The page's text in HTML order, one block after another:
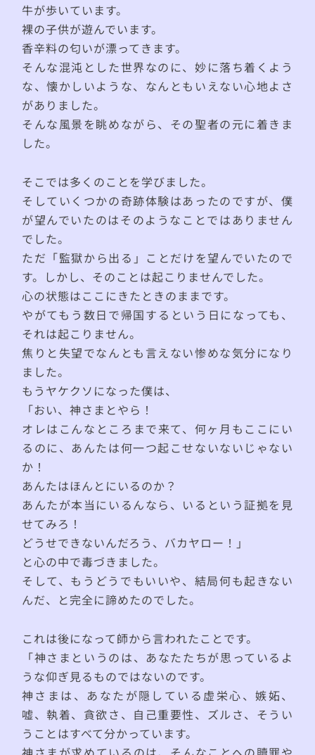
牛が歩いています。
裸の子供が遊んでいます。
香辛料の匂いが漂ってきます。
そんな混沌とした世界なのに、妙に落ち着くよう
な、懐かしいような、なんともいえない心地よさ
がありました。
そんな風景を眺めながら、その聖者の元に着きま
した。
そこでは多くのことを学びました。
そしていくつかの奇跡体験はあったのですが、僕
が望んでいたのはそのようなことではありません
でした。
ただ「監獄から出る」ことだけを望んでいたので
す。しかし、そのことは起こりませんでした。
心の状態はここにきたときのままです。
やがてもう数日で帰国するという日になっても、
それは起こりません。
焦りと失望でなんとも言えない惨めな気分になり
ました。
もうヤケクソになった僕は、
「おい、神さまとやら！
オレはこんなところまで来て、何ヶ月もここにい
るのに、あんたは何一つ起こせないないじゃない
か！
あんたはほんとにいるのか？
あんたが本当にいるんなら、いるという証拠を見
せてみろ！
どうせできないんだろう、バカヤロー！」
と心の中で毒づきました。
そして、もうどうでもいいや、結局何も起きない
んだ、と完全に諦めたのでした。
これは後になって師から言われたことです。
「神さまというのは、あなたたちが思っているよ
うな仰ぎ見るものではないのです。
神さまは、あなたが隠している虚栄心、嫉妬、
嘘、執着、貪欲さ、自己重要性、ズルさ、そうい
うことはすべて分かっています。